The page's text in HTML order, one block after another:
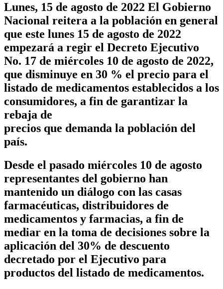
Lunes, 15 de agosto de 2022 El Gobierno
Nacional reitera a la población en general
que este lunes 15 de agosto de 2022
empezará a regir el Decreto Ejecutivo
No. 17 de miércoles 10 de agosto de 2022,
que disminuye en 30 % el precio para el
listado de medicamentos establecidos a los
consumidores, a fin de garantizar la
rebaja de
precios que demanda la población del
país.
Desde el pasado miércoles 10 de agosto
representantes del gobierno han
mantenido un diálogo con las casas
farmacéuticas, distribuidores de
medicamentos y farmacias, a fin de
mediar en la toma de decisiones sobre la
aplicación del 30% de descuento
decretado por el Ejecutivo para
productos del listado de medicamentos.